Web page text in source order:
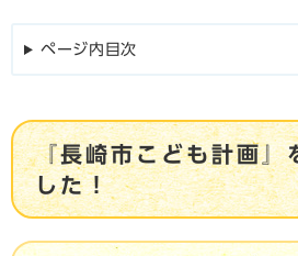
ページ内目次
『長崎市こども計画』
した！